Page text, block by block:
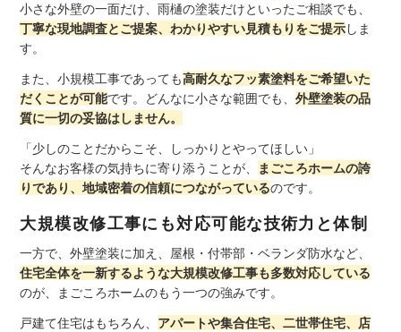
小さな外壁の一面だけ、雨樋の塗装だけといったご相談でも、
丁寧な現地調査とご提案、わかりやすい見積もりをご提示しま
す。
また、小規模工事であっても高耐久なフッ素塗料をご希望いた
だくことが可能です。どんなに小さな範囲でも、外壁塗装の品
質に一切の妥協はしません。
「少しのことだからこそ、しっかりとやってほしい」
そんなお客様の気持ちに寄り添うことが、
まごころホームの誇
りであり、地域密着の信頼につながっているのです。
大規模改修工事にも対応可能な技術力と体制
一方で、外壁塗装に加え、屋根・付帯部・ベランダ防水など、
住宅全体を一新するような大規模改修工事も多数対応している
のが、まごころホームのもう一つの強みです。
戸建て住宅はもちろん、 アパートや集合住宅、二世帯住宅、店